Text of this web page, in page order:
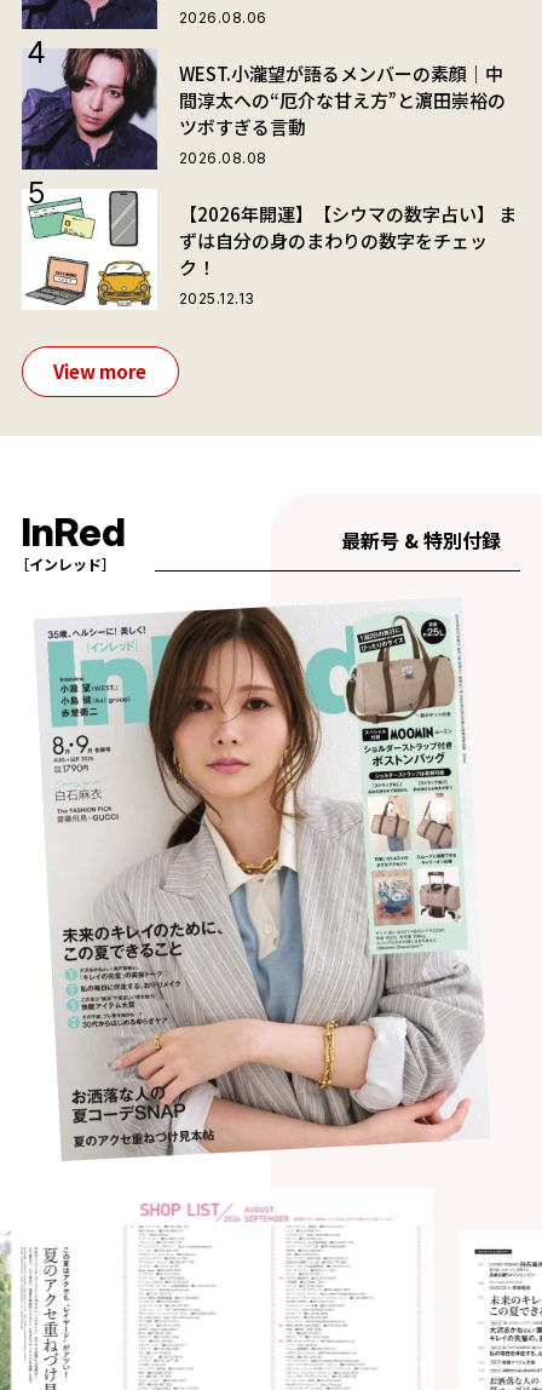
2026.08.06
WEST.小瀧望が語るメンバーの素顔｜中
間淳太への“厄介な甘え方”と濵田崇裕の
ツボすぎる言動
2026.08.08
【2026年開運】【シウマの数字占い】 ま
ずは自分の身のまわりの数字をチェッ
ク！
2025.12.13
View more
InRed
［インレッド］
最新号 & 特別付録